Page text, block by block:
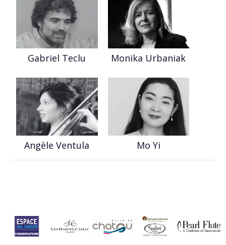
Gabriel Teclu Monika Urbaniak
Angèle Ventula Mo Yi